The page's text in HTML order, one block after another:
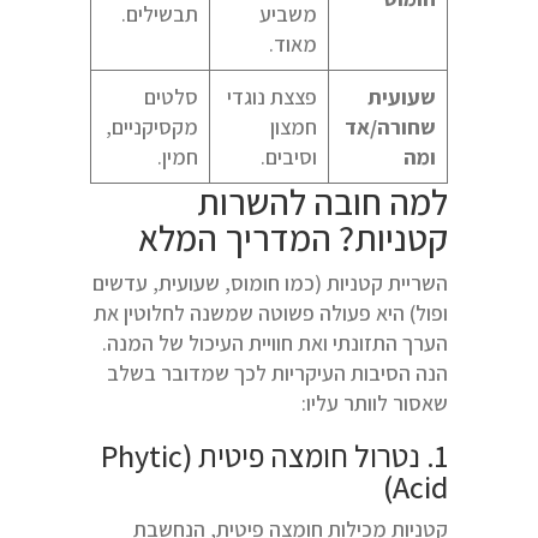
משביע
מאוד.
תבשילים.
שעועית
שחורה/אד
ומה
פצצת נוגדי
חמצון
וסיבים.
סלטים
מקסיקניים,
חמין.
למה חובה להשרות
קטניות? המדריך המלא
השריית קטניות (כמו חומוס, שעועית, עדשים
ופול) היא פעולה פשוטה שמשנה לחלוטין את
הערך התזונתי ואת חוויית העיכול של המנה.
הנה הסיבות העיקריות לכך שמדובר בשלב
שאסור לוותר עליו:
1. נטרול חומצה פיטית (Phytic
Acid)
קטניות מכילות חומצה פיטית, הנחשבת